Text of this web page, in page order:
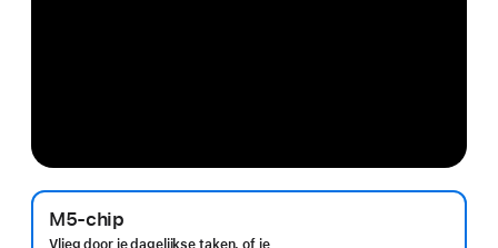
M5‑chip
Vlieg door je dagelijkse taken, of je